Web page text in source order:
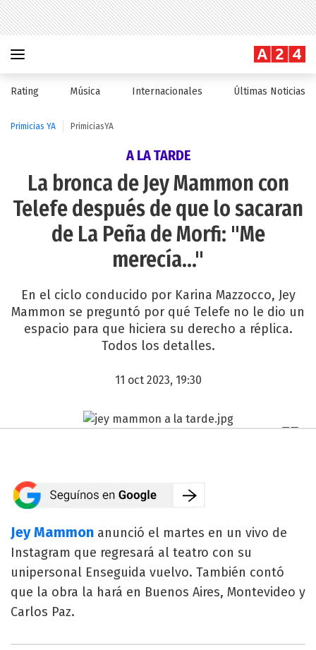
Rating Música Internacionales Últimas Noticias
Primicias YA PrimiciasYA
A LA TARDE
La bronca de Jey Mammon con
Telefe después de que lo sacaran
de La Peña de Morfi: "Me
merecía..."
En el ciclo conducido por Karina Mazzocco, Jey
Mammon se preguntó por qué Telefe no le dio un
espacio para que hiciera su derecho a réplica.
Todos los detalles.
11 oct 2023, 19:30
Jey Mammon anunció el martes en un vivo de
Instagram que regresará al teatro con su
unipersonal Enseguida vuelvo. También contó
que la obra la hará en Buenos Aires, Montevideo y
Carlos Paz.